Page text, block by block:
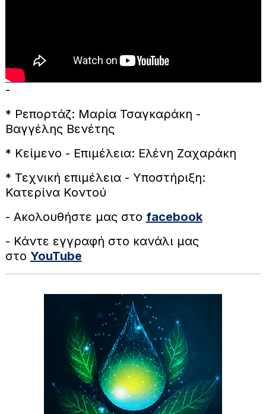
-
* Ρεπορτάζ: Μαρία Τσαγκαράκη -
Βαγγέλης Βενέτης
* Κείμενο - Επιμέλεια: Ελένη Ζαχαράκη
* Τεχνική επιμέλεια - Υποστήριξη:
Κατερίνα Κοντού
- Ακολουθήστε μας στο facebook
- Κάντε εγγραφή στο κανάλι μας
στο YouTube